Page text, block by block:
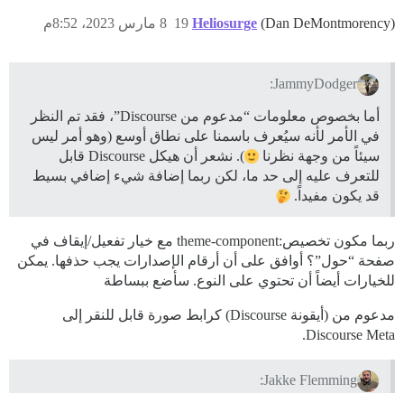
Heliosurge (Dan DeMontmorency) 8 مارس 2023، 8:52م 19
JammyDodger:
أما بخصوص معلومات “مدعوم من Discourse”، فقد تم النظر
في الأمر لأنه سيُعرف باسمنا على نطاق أوسع (وهو أمر ليس
سيئاً من وجهة نظرنا
). نشعر أن هيكل Discourse قابل
للتعرف عليه إلى حد ما، لكن ربما إضافة شيء إضافي بسيط
قد يكون مفيداً.
ربما مكون تخصيص:theme-component مع خيار تفعيل/إيقاف في
صفحة “حول”؟ أوافق على أن أرقام الإصدارات يجب حذفها. يمكن
للخيارات أيضاً أن تحتوي على النوع. سأضع ببساطة
مدعوم من (أيقونة Discourse) كرابط صورة قابل للنقر إلى
Discourse Meta.
Jakke Flemming: